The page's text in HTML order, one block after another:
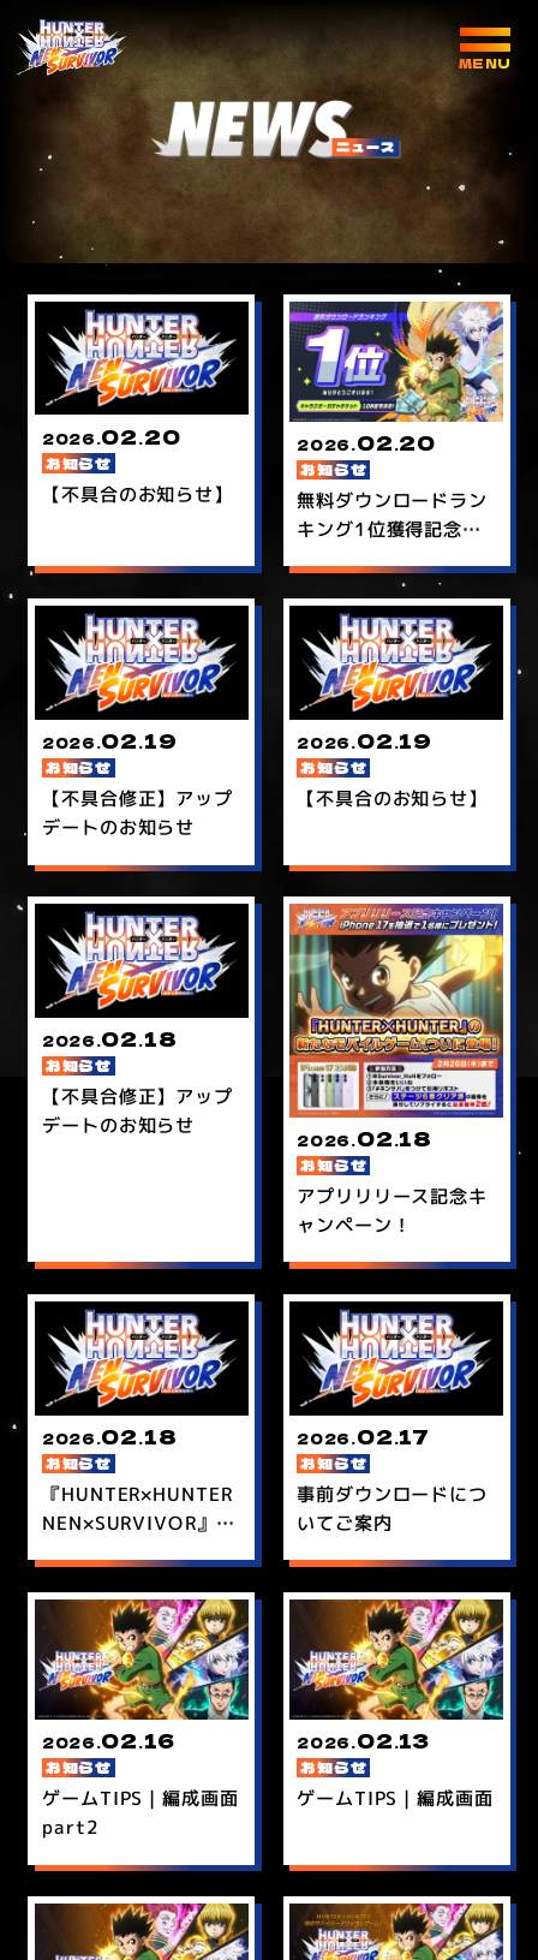
2026.02.20
お知らせ
【不具合のお知らせ】
2026.02.20
お知らせ
無料ダウンロードラン
キング1位獲得記念プ
2026.02.19
お知らせ
【不具合修正】アップ
デートのお知らせ
2026.02.19
お知らせ
【不具合のお知らせ】
2026.02.18
お知らせ
【不具合修正】アップ
デートのお知らせ
2026.02.18
お知らせ
アプリリリース記念キ
ャンペーン！
2026.02.18
お知らせ
『HUNTER×HUNTER
NEN×SURVIVOR』正
2026.02.17
お知らせ
事前ダウンロードにつ
いてご案内
2026.02.16
お知らせ
ゲームTIPS｜編成画面
part2
2026.02.13
お知らせ
ゲームTIPS｜編成画面